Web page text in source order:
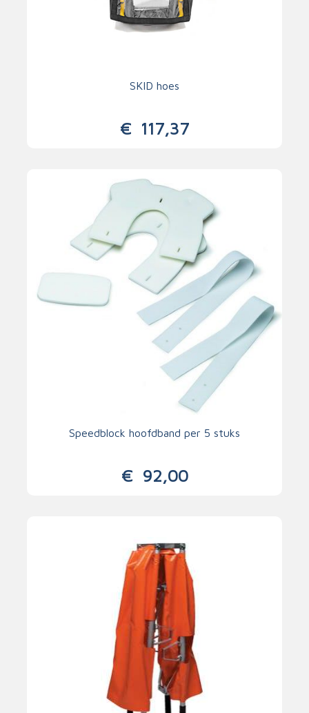
SKID hoes
€ 117,37
Speedblock hoofdband per 5 stuks
€92,00